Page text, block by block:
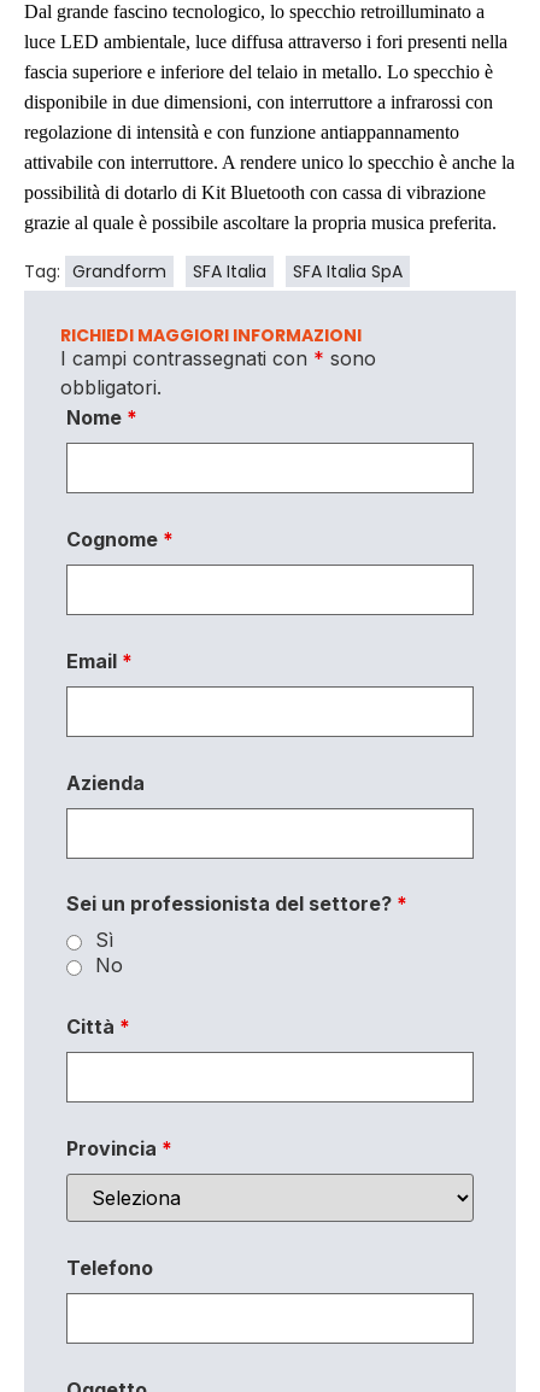
Dal grande fascino tecnologico, lo specchio retroilluminato a
luce LED ambientale, luce diffusa attraverso i fori presenti nella
fascia superiore e inferiore del telaio in metallo. Lo specchio è
disponibile in due dimensioni, con interruttore a infrarossi con
regolazione di intensità e con funzione antiappannamento
attivabile con interruttore. A rendere unico lo specchio è anche la
possibilità di dotarlo di Kit Bluetooth con cassa di vibrazione
grazie al quale è possibile ascoltare la propria musica preferita.
Tag: Grandform SFA Italia SFA Italia SpA
RICHIEDI MAGGIORI INFORMAZIONI
I campi contrassegnati con * sono
obbligatori.
Nome *
Cognome *
Email *
Azienda
Sei un professionista del settore? *
Sì
No
Città *
Provincia *
Telefono